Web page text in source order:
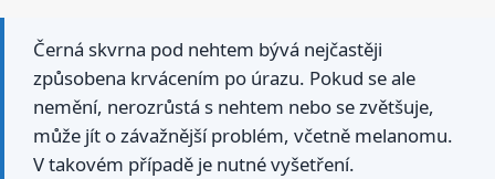
Černá skvrna pod nehtem bývá nejčastěji
způsobena krvácením po úrazu. Pokud se ale
nemění, nerozrůstá s nehtem nebo se zvětšuje,
může jít o závažnější problém, včetně melanomu.
V takovém případě je nutné vyšetření.